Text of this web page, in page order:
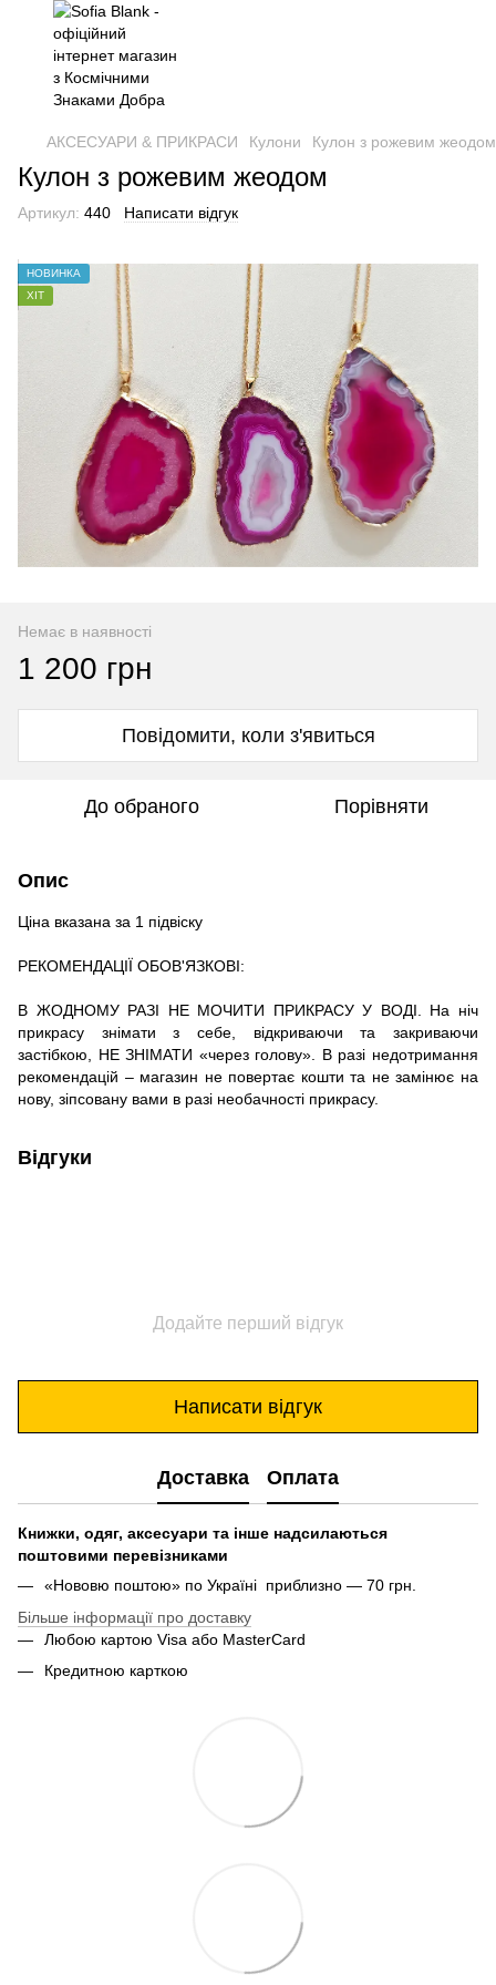
АКСЕСУАРИ & ПРИКРАСИ Кулони Кулон з рожевим жеодом
Кулон з рожевим жеодом
Артикул: 440 Написати відгук
НОВИНКА
ХІТ
Немає в наявності
1 200 грн
Повідомити, коли з'явиться
До обраного Порівняти
Опис
Ціна вказана за 1 підвіску
РЕКОМЕНДАЦІЇ ОБОВʹЯЗКОВІ:
В ЖОДНОМУ РАЗІ НЕ МОЧИТИ ПРИКРАСУ У ВОДІ. На ніч
прикрасу знімати з себе, відкриваючи та закриваючи
застібкою, НЕ ЗНІМАТИ «через голову». В разі недотримання
рекомендацій – магазин не повертає кошти та не замінює на
нову, зіпсовану вами в разі необачності прикрасу.
Відгуки
Додайте перший відгук
Написати відгук
Доставка Оплата
Книжки, одяг, аксесуари та інше надсилаються
поштовими перевізниками
«Нововю поштою» по Україні приблизно — 70 грн.
Більше інформації про доставку
Любою картою Visa або MasterCard
Кредитною карткою